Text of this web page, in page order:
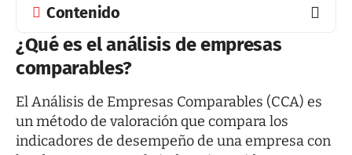
Contenido
¿Qué es el análisis de empresas
comparables?
El Análisis de Empresas Comparables (CCA) es
un método de valoración que compara los
indicadores de desempeño de una empresa con